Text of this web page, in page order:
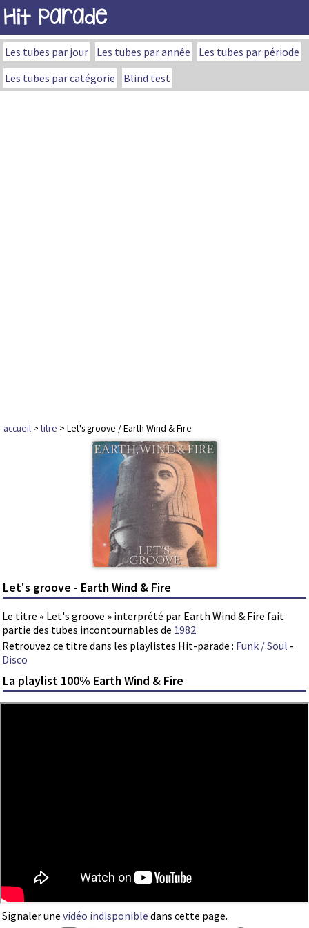
Hit Parade
Les tubes par jour Les tubes par année
Les tubes par période
Les tubes par catégorie
Blind test
accueil >titre > Let's groove / Earth Wind & Fire
Let's groove - Earth Wind & Fire
Le titre « Let's groove » interprété par Earth Wind & Fire fait
partie des tubes incontournables de 1982
Retrouvez ce titre dans les playlistes Hit-parade : Funk / Soul -
Disco
La playlist 100% Earth Wind & Fire
Signaler une vidéo indisponible dans cette page.